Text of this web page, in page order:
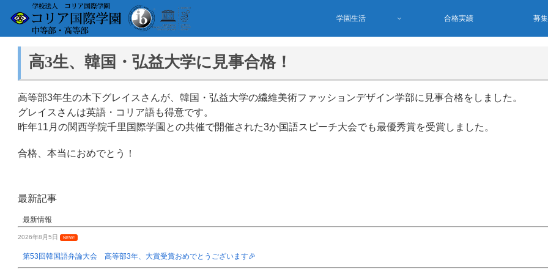
学園生活 合格実績 募
高3生、韓国・弘益大学に見事合格！
高等部3年生の木下グレイスさんが、韓国・弘益大学の繊維美術ファッションデザイン学部に見事合格をしました。
グレイスさんは英語・コリア語も得意です。
昨年11月の関西学院千里国際学園との共催で開催された3か国語スピーチ大会でも最優秀賞を受賞しました。
合格、本当におめでとう！
最新記事
最新情報
2026年8月5日 NEW!
第53回韓国語弁論大会 高等部3年、大賞受賞おめでとうございます🎉